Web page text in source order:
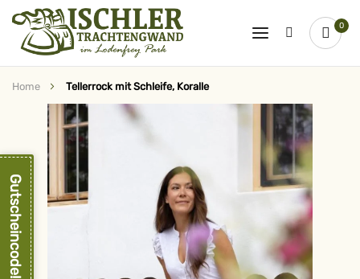
0
Home Tellerrock mit Schleife, Koralle
Bildergalerie
springen
Gutscheincode!